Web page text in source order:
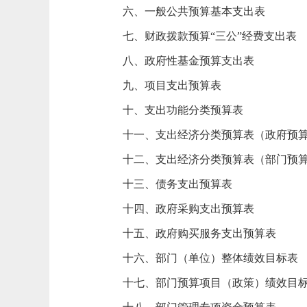
六、一般公共预算基本支出表
七、财政拨款预算“三公”经费支出表
八、政府性基金预算支出表
九、项目支出预算表
十、支出功能分类预算表
十一、支出经济分类预算表（政府预算
十二、支出经济分类预算表（部门预算
十三、债务支出预算表
十四、政府采购支出预算表
十五、政府购买服务支出预算表
十六、部门（单位）整体绩效目标表
十七、部门预算项目（政策）绩效目